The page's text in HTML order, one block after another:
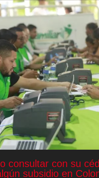
consultar con su
subsidio en